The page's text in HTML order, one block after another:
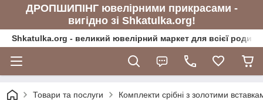
ДРОПШИПІНГ ювелірними прикрасами -
вигідно зі Shkatulka.org!
Shkatulka.org - великий ювелірний маркет для всієї
Товари та послуги Комплекти срібні з золотими